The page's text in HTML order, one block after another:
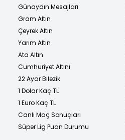
Günaydın Mesajları
Gram Altın
Çeyrek Altın
Yarım Altın
Ata Altın
Cumhuriyet Altını
22 Ayar Bilezik
1 Dolar Kaç TL
1 Euro Kaç TL
Canlı Maç Sonuçları
Süper Lig Puan Durumu